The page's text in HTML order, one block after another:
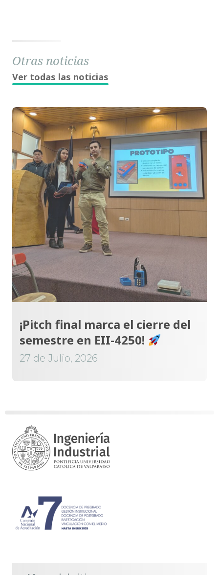
Otras noticias
Ver todas las noticias
¡Pitch final marca el cierre del
semestre en EII-4250!
27 de Julio, 2026